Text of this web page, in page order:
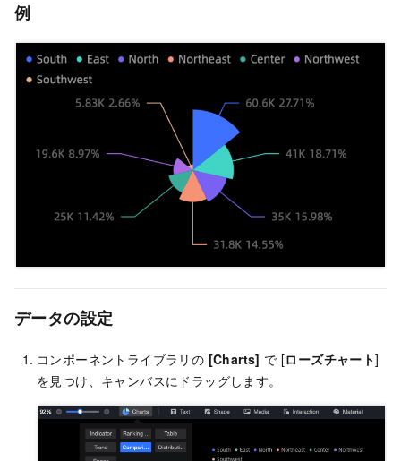
例
データの設定
コンポーネントライブラリの [Charts] で [ローズチャート]
を見つけ、キャンバスにドラッグします。